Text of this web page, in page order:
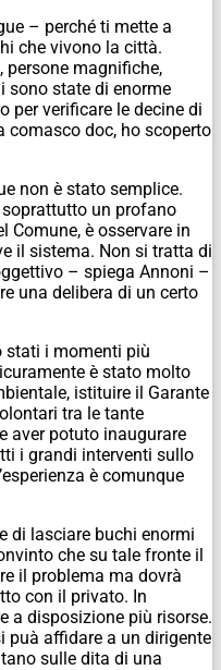
– perché ti mette a
che vivono la città.
persone magnifiche,
sono state di enorme
per verificare le decine di
comasco doc, ho scoperto
non è stato semplice.
un profano
Comune, è osservare in
il sistema. Non si tratta di
– spiega Annoni –
una delibera di un certo
stati i momenti più
è stato molto
istituire il Garante
tra le tante
aver potuto inaugurare
i grandi interventi sullo
è comunque
di lasciare buchi enormi
che su tale fronte il
il problema ma dovrà
con il privato. In
a disposizione più risorse.
puà affidare a un dirigente
sulle dita di una